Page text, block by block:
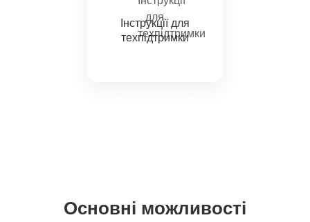
Інструкції для
техпідтримки
Основні можливості